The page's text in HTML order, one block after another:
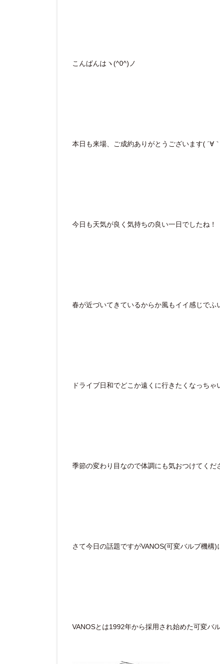
こんばんはヽ(^0^)ノ
本日も来場、ご成約ありがとうございます( ´∀
今日も天気が良く気持ちの良い一日でしたね！
春が近づいてきているからか風もイイ感じでふ
ドライブ日和でどこか遠くに行きたくなっちゃ
季節の変わり目なので体調にも気おつけてくだ
さて今日の話題ですがVANOS(可変バルブ機構)
VANOSとは1992年から採用され始めた可変バ